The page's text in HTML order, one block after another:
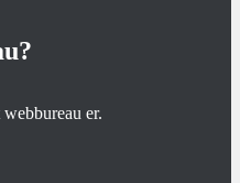
webbureau er.